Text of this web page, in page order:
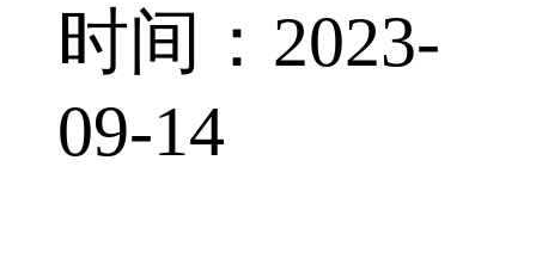
时间：2023-
09-14